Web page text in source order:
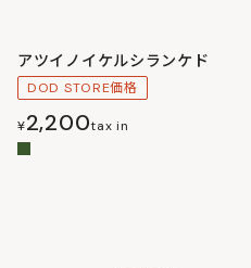
アツイノイケルシランケド
DOD STORE価格
¥2,200tax in